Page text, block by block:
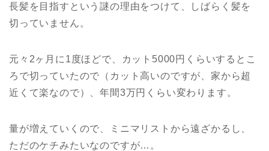
長髪を目指すという謎の理由をつけて、しばらく髪を
切っていません。
元々2ヶ月に1度ほどで、カット5000円くらいするとこ
ろで切っていたので（カット高いのですが、家から超
近くて楽なので）、年間3万円くらい変わります。
量が増えていくので、ミニマリストから遠ざかるし、
ただのケチみたいなのですが…。